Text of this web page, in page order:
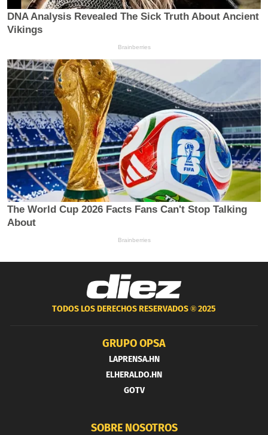
TODOS LOS DERECHOS RESERVADOS ®2025
GRUPO OPSA
LAPRENSA.HN
ELHERALDO.HN
GOTV
SOBRE NOSOTROS